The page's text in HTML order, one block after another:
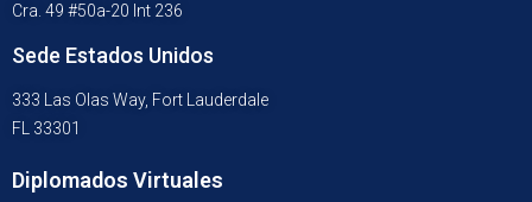
Cra. 49 #50a-20 Int 236
Sede Estados Unidos
333 Las Olas Way, Fort Lauderdale
FL 33301
Diplomados Virtuales